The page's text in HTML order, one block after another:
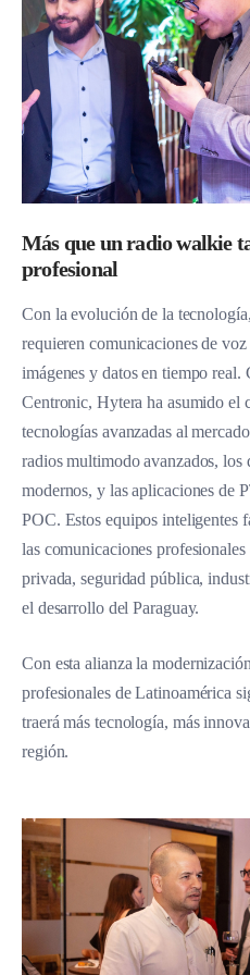
Más que un radio walkie
profesional
Con la evolución de la
requieren comunicaciones de
imágenes y datos en tiempo real.
Centronic, Hytera ha asumido el
tecnologías avanzadas al
radios multimodo avanzados, los
modernos, y las aplicaciones de
POC. Estos equipos inteligentes
las comunicaciones
privada, seguridad pública,
el desarrollo del Paraguay.
Con esta alianza la
profesionales de Latinoamérica
traerá más tecnología, más
región.